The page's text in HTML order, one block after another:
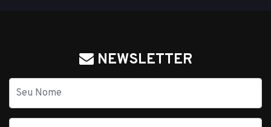
NEWSLETTER